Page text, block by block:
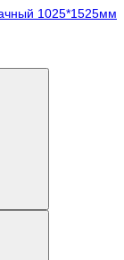
1025*1525мм